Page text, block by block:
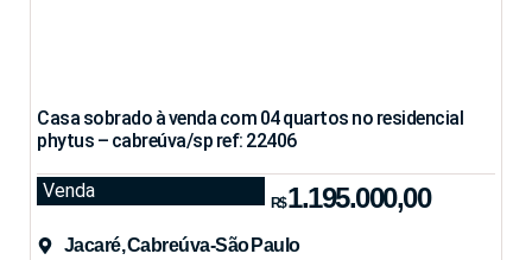
Casa sobrado à venda com 04 quartos no residencial
phytus – cabreúva/sp ref: 22406
Venda
R$1.195.000,00
Jacaré, Cabreúva-São Paulo